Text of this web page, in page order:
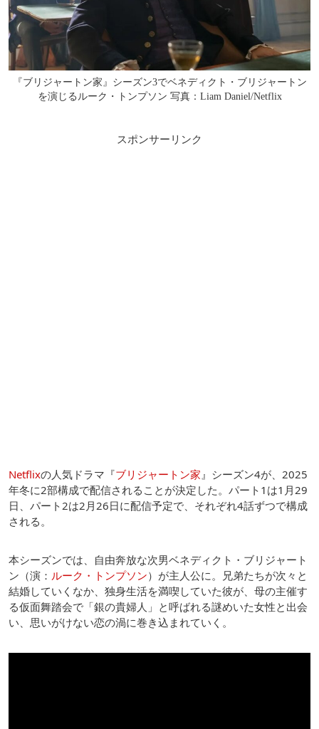
『ブリジャートン家』シーズン3でベネディクト・ブリジャートン
を演じるルーク・トンプソン 写真：Liam Daniel/Netflix
スポンサーリンク
Netflixの人気ドラマ『ブリジャートン家 』シーズン4が、2025
年冬に2部構成で配信されることが決定した。パート1は1月29
日、パート2は2月26日に配信予定で、それぞれ4話ずつで構成
される。
本シーズンでは、自由奔放な次男ベネディクト・ブリジャート
ン（演： ルーク・トンプソン）が主人公に。兄弟たちが次々と
結婚していくなか、独身生活を満喫していた彼が、母の主催す
る仮面舞踏会で「銀の貴婦人」と呼ばれる謎めいた女性と出会
い、思いがけない恋の渦に巻き込まれていく。